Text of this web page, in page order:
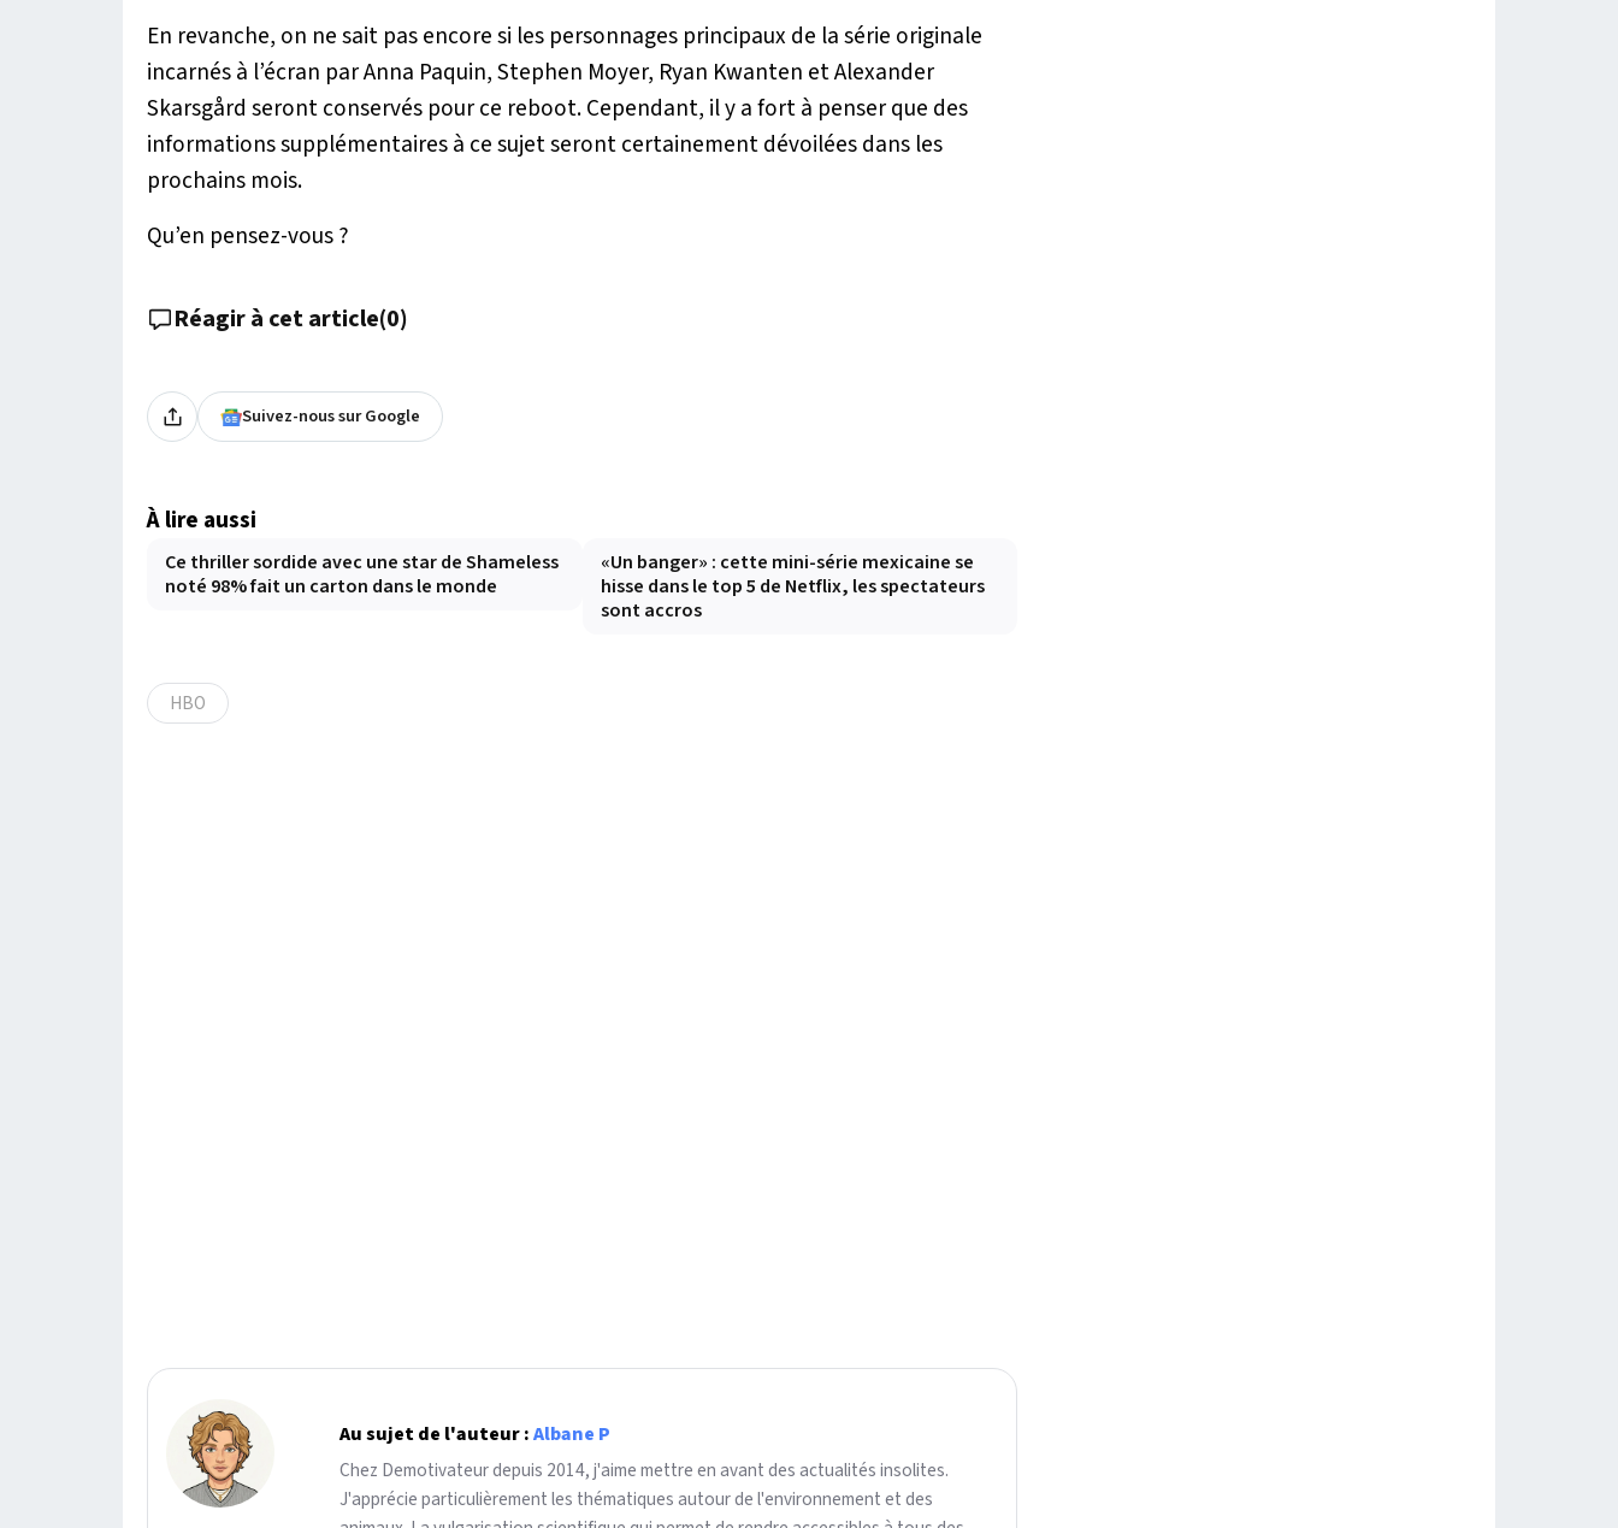
En revanche, on ne sait pas encore si les personnages principaux de la série originale
incarnés à l’écran par Anna Paquin, Stephen Moyer, Ryan Kwanten et Alexander
Skarsgård seront conservés pour ce reboot. Cependant, il y a fort à penser que des
informations supplémentaires à ce sujet seront certainement dévoilées dans les
prochains mois.
Qu’en pensez-vous ?
Réagir à cet article(0)
Suivez-nous sur Google
À lire aussi
Ce thriller sordide avec une star de Shameless
noté 98% fait un carton dans le monde
«Un banger» : cette mini-série mexicaine se
hisse dans le top 5 de Netflix, les spectateurs
sont accros
HBO
Au sujet de l'auteur :Albane P
Chez Demotivateur depuis 2014, j'aime mettre en avant des actualités insolites.
J'apprécie particulièrement les thématiques autour de l'environnement et des